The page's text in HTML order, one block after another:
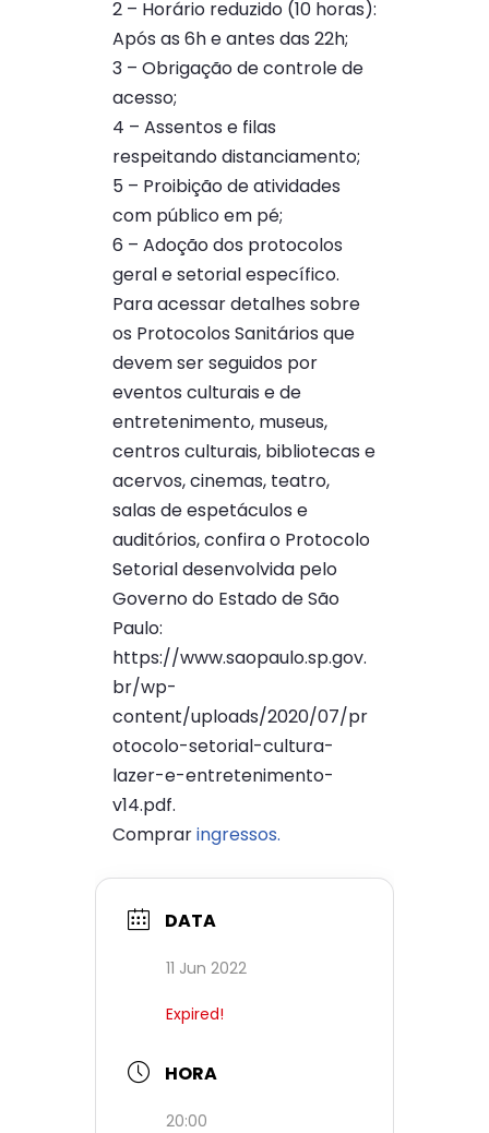
2 – Horário reduzido (10 horas):
Após as 6h e antes das 22h;
3 – Obrigação de controle de
acesso;
4 – Assentos e filas
respeitando distanciamento;
5 – Proibição de atividades
com público em pé;
6 – Adoção dos protocolos
geral e setorial específico.
Para acessar detalhes sobre
os Protocolos Sanitários que
devem ser seguidos por
eventos culturais e de
entretenimento, museus,
centros culturais, bibliotecas e
acervos, cinemas, teatro,
salas de espetáculos e
auditórios, confira o Protocolo
Setorial desenvolvida pelo
Governo do Estado de São
Paulo:
https://www.saopaulo.sp.gov.
br/wp-
content/uploads/2020/07/pr
otocolo-setorial-cultura-
lazer-e-entretenimento-
v14.pdf.
Compraringressos.
DATA
11 Jun 2022
Expired!
HORA
20:00